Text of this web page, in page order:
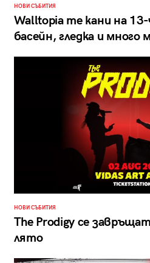
НОВИ СЪБИТИЯ
Walltopia те кани на
басейн, гледка и много
НОВИ СЪБИТИЯ
The Prodigy се
лято